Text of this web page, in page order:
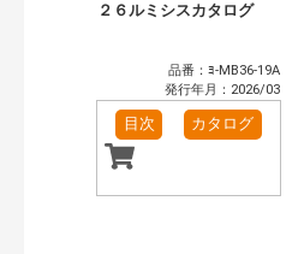
エク
トイ
小型電気温水器（1）
水栓
太陽光発電・屋根・外壁（5）
高性
２６ルミシスカタログ
品番：ﾖ-MB36-19A
発行年月：2026/03
目次 カタログ